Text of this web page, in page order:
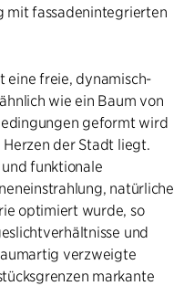
mit fassadenintegrierten
eine freie, dynamisch-
wie ein Baum von
geformt wird
der Stadt liegt.
funktionale
natürliche
optimiert wurde, so
und
verzweigte
markante